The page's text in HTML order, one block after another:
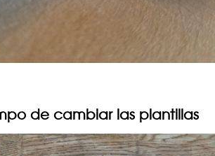
de cambiar las plantillas